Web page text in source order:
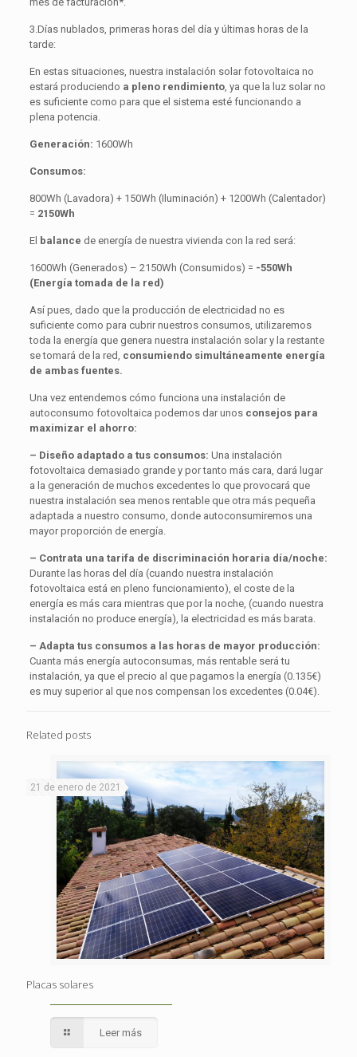
3.Días nublados, primeras horas del día y últimas horas de la
tarde:
En estas situaciones, nuestra instalación solar fotovoltaica no
estará produciendo a pleno rendimiento, ya que la luz solar no
es suficiente como para que el sistema esté funcionando a
plena potencia.
Generación: 1600Wh
Consumos:
800Wh (Lavadora) + 150Wh (Iluminación) + 1200Wh (Calentador)
= 2150Wh
El balance de energía de nuestra vivienda con la red será:
1600Wh (Generados) – 2150Wh (Consumidos) = -550Wh
(Energía tomada de la red)
Así pues, dado que la producción de electricidad no es
suficiente como para cubrir nuestros consumos, utilizaremos
toda la energía que genera nuestra instalación solar y la restante
se tomará de la red, consumiendo simultáneamente energía
de ambas fuentes.
Una vez entendemos cómo funciona una instalación de
autoconsumo fotovoltaica podemos dar unos consejos para
maximizar el ahorro:
– Diseño adaptado a tus consumos: Una instalación
fotovoltaica demasiado grande y por tanto más cara, dará lugar
a la generación de muchos excedentes lo que provocará que
nuestra instalación sea menos rentable que otra más pequeña
adaptada a nuestro consumo, donde autoconsumiremos una
mayor proporción de energía.
– Contrata una tarifa de discriminación horaria día/noche:
Durante las horas del día (cuando nuestra instalación
fotovoltaica está en pleno funcionamiento), el coste de la
energía es más cara mientras que por la noche, (cuando nuestra
instalación no produce energía), la electricidad es más barata.
– Adapta tus consumos a las horas de mayor producción:
Cuanta más energía autoconsumas, más rentable será tu
instalación, ya que el precio al que pagamos la energía (0.135€)
es muy superior al que nos compensan los excedentes (0.04€).
Related posts
21 de enero de 2021
Placas solares
Leer más